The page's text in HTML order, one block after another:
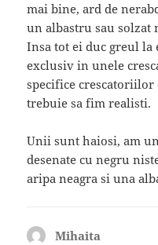
mai bine, ard de
un albastru sau solzat
Insa tot ei duc greul la
exclusiv in unele
specifice
trebuie sa fim realisti.
Unii sunt haiosi, am
desenate cu negru
aripa neagra si una
Mihaita